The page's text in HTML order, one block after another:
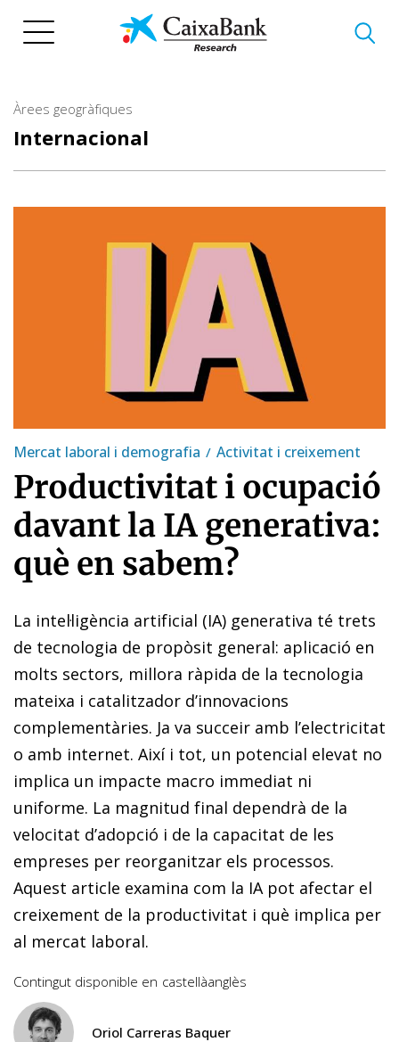
Àrees geogràfiques
Internacional
Mercat laboral i demografia Activitat i creixement
Productivitat i ocupació
davant la IA generativa:
què en sabem?
La intel·ligència artificial (IA) generativa té trets
de tecnologia de propòsit general: aplicació en
molts sectors, millora ràpida de la tecnologia
mateixa i catalitzador d’innovacions
complementàries. Ja va succeir amb l’electricitat
o amb internet. Així i tot, un potencial elevat no
implica un impacte macro immediat ni
uniforme. La magnitud final dependrà de la
velocitat d’adopció i de la capacitat de les
empreses per reorganitzar els processos.
Aquest article examina com la IA pot afectar el
creixement de la productivitat i què implica per
al mercat laboral.
Contingut disponible en castellàanglès
Oriol Carreras Baquer